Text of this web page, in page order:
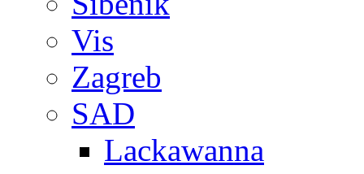
Vis
Zagreb
SAD
Lackawanna